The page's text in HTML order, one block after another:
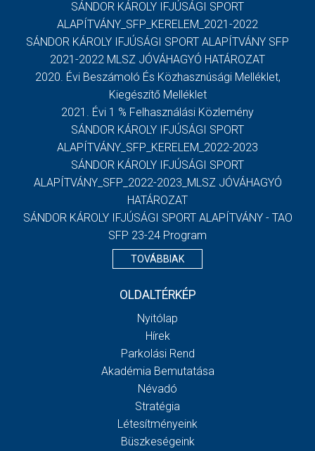
SÁNDOR KÁROLY IFJÚSÁGI SPORT
ALAPÍTVÁNY_SFP_KERELEM_2021-2022
SÁNDOR KÁROLY IFJÚSÁGI SPORT ALAPÍTVÁNY SFP
2021-2022 MLSZ JÓVÁHAGYÓ HATÁROZAT
2020. Évi Beszámoló És Közhasznúsági Melléklet,
Kiegészítő Melléklet
2021. Évi 1 % Felhasználási Közlemény
SÁNDOR KÁROLY IFJÚSÁGI SPORT
ALAPÍTVÁNY_SFP_KERELEM_2022-2023
SÁNDOR KÁROLY IFJÚSÁGI SPORT
ALAPÍTVÁNY_SFP_2022-2023_MLSZ JÓVÁHAGYÓ
HATÁROZAT
SÁNDOR KÁROLY IFJÚSÁGI SPORT ALAPÍTVÁNY - TAO
SFP 23-24 Program
TOVÁBBIAK
OLDALTÉRKÉP
Nyitólap
Hírek
Parkolási Rend
Akadémia Bemutatása
Névadó
Stratégia
Létesítményeink
Büszkeségeink